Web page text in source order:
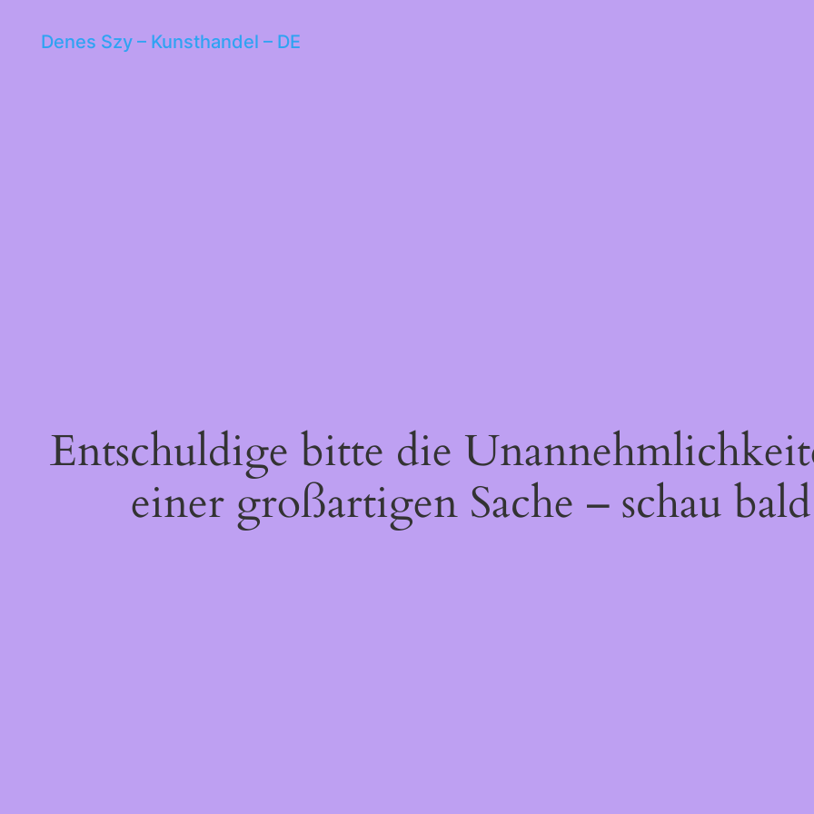
Denes Szy – Kunsthandel – DE
Entschuldige bitte die
einer großartigen Sache – schau